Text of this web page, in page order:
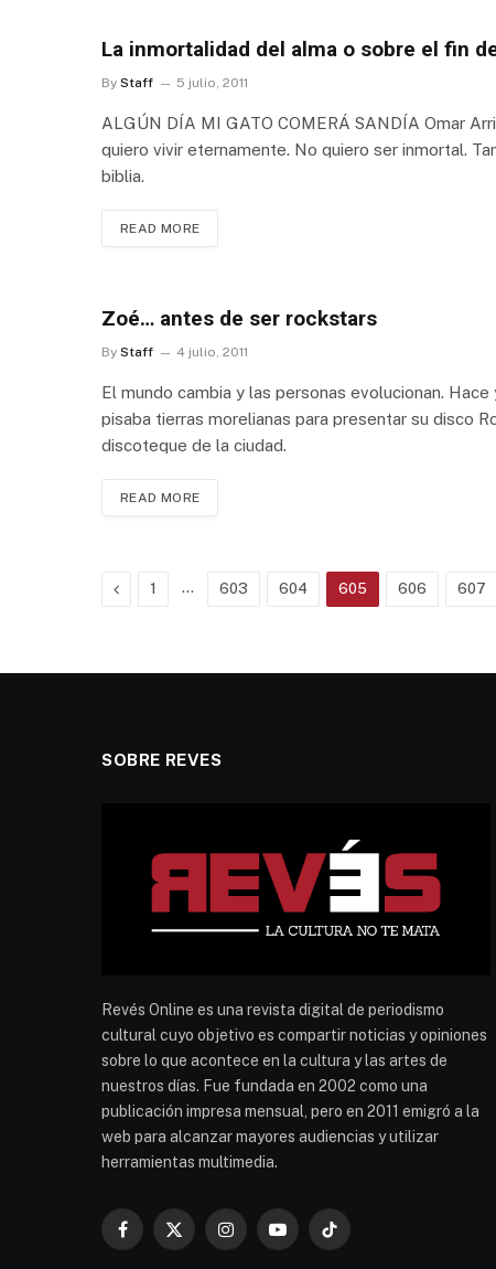
La inmortalidad del alma o sobre el fin
By Staff 5 julio, 2011
ALGÚN DÍA MI GATO COMERÁ SANDÍA Omar
quiero vivir eternamente. No quiero ser inmortal.
biblia.
READ MORE
Zoé… antes de ser rockstars
By Staff 4 julio, 2011
El mundo cambia y las personas evolucionan.
pisaba tierras morelianas para presentar su disco
discoteque de la ciudad.
READ MORE
Previous
1 … 603 604 605 606 607
SOBRE REVES
Revés Online es una revista digital de periodismo
cultural cuyo objetivo es compartir noticias y opiniones
sobre lo que acontece en la cultura y las artes de
nuestros días. Fue fundada en 2002 como una
publicación impresa mensual, pero en 2011 emigró a la
web para alcanzar mayores audiencias y utilizar
herramientas multimedia.
Facebook
X
InstagramYouTubeTikTok